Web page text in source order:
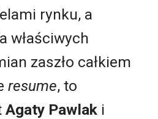
rynku, a
właściwych
zaszło całkiem
resume, to
Agaty Pawlak i